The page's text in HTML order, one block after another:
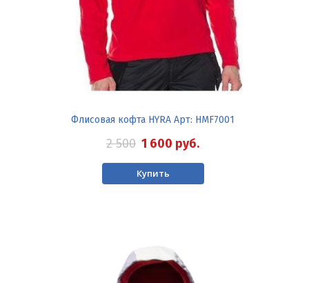
Флисовая кофта HYRA Арт: HMF7001
2 500 1 600 руб.
Купить